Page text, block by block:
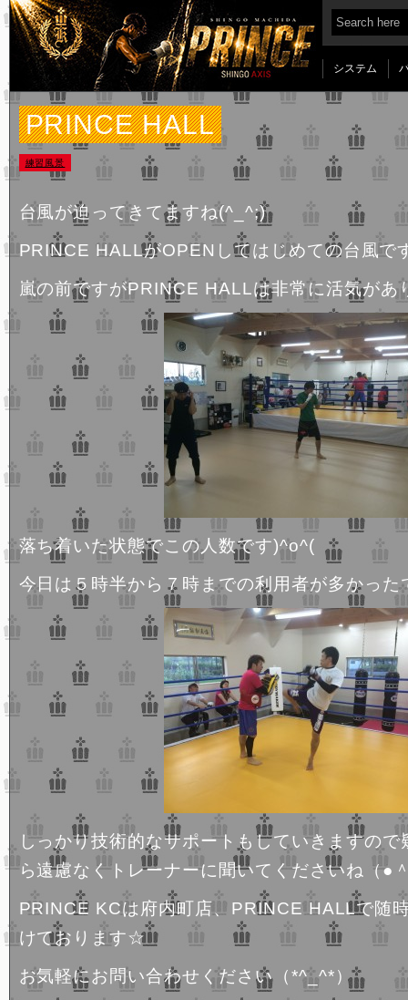
システム
PRINCE HALL
練習風景
台風が迫ってきてますね(^_^;)
PRINCE HALLがOPENしてはじめての台風で
嵐の前ですがPRINCE HALLは非常に活気があ
落ち着いた状態でこの人数です)^o^(
今日は５時半から７時までの利用者が多かった
しっかり技術的なサポートもしていきますの
ら遠慮なくトレーナーに聞いてくださいね（●
PRINCE KCは府内町店、PRINCE HALLで随
けております☆
お気軽にお問い合わせください（*^_^*）